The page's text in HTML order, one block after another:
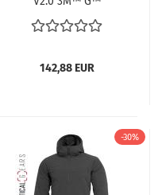
ISOLIERUNG K08032-
2.0-01 SCHWARZ
142,88 EUR
-30%